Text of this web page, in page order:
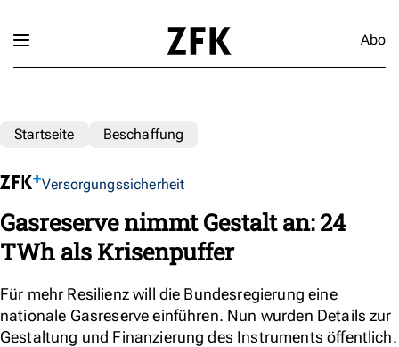
Abo
Startseite Beschaffung
Versorgungssicherheit
Gasreserve nimmt Gestalt an: 24
TWh als Krisenpuffer
Für mehr Resilienz will die Bundesregierung eine
nationale Gasreserve einführen. Nun wurden Details zur
Gestaltung und Finanzierung des Instruments öffentlich.